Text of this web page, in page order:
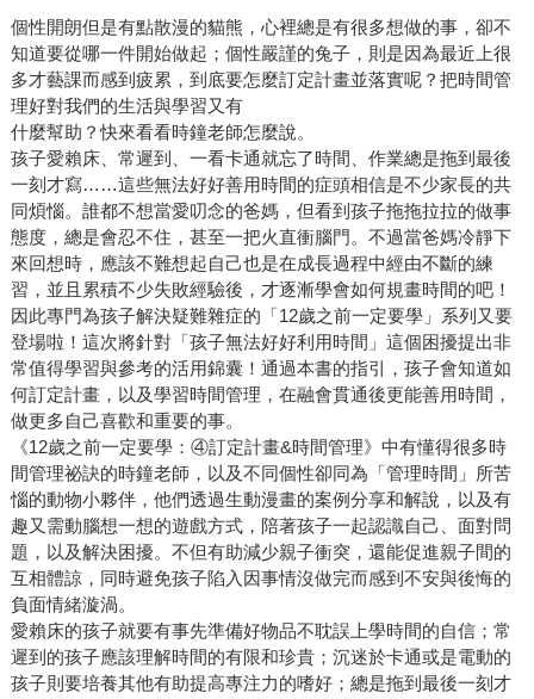
個性開朗但是有點散漫的貓熊，心裡總是有很多想做的事，卻不
知道要從哪一件開始做起；個性嚴謹的兔子，則是因為最近上很
多才藝課而感到疲累，到底要怎麼訂定計畫並落實呢？把時間管
理好對我們的生活與學習又有
什麼幫助？快來看看時鐘老師怎麼說。
孩子愛賴床、常遲到、一看卡通就忘了時間、作業總是拖到最後
一刻才寫……這些無法好好善用時間的症頭相信是不少家長的共
同煩惱。誰都不想當愛叨念的爸媽，但看到孩子拖拖拉拉的做事
態度，總是會忍不住，甚至一把火直衝腦門。不過當爸媽冷靜下
來回想時，應該不難想起自己也是在成長過程中經由不斷的練
習，並且累積不少失敗經驗後，才逐漸學會如何規畫時間的吧！
因此專門為孩子解決疑難雜症的「12歲之前一定要學」系列又要
登場啦！這次將針對「孩子無法好好利用時間」這個困擾提出非
常值得學習與參考的活用錦囊！通過本書的指引，孩子會知道如
何訂定計畫，以及學習時間管理，在融會貫通後更能善用時間，
做更多自己喜歡和重要的事。
《12歲之前一定要學：④訂定計畫&時間管理》中有懂得很多時
間管理祕訣的時鐘老師，以及不同個性卻同為「管理時間」所苦
惱的動物小夥伴，他們透過生動漫畫的案例分享和解說，以及有
趣又需動腦想一想的遊戲方式，陪著孩子一起認識自己、面對問
題，以及解決困擾。不但有助減少親子衝突，還能促進親子間的
互相體諒，同時避免孩子陷入因事情沒做完而感到不安與後悔的
負面情緒漩渦。
愛賴床的孩子就要有事先準備好物品不耽誤上學時間的自信；常
遲到的孩子應該理解時間的有限和珍貴；沉迷於卡通或是電動的
孩子則要培養其他有助提高專注力的嗜好；總是拖到最後一刻才